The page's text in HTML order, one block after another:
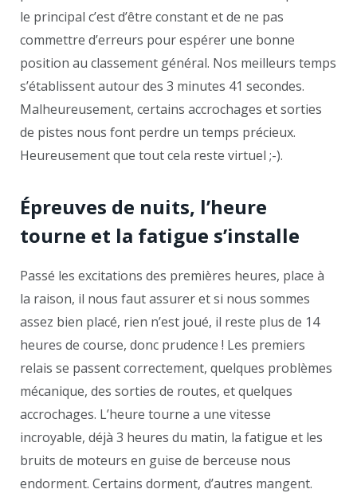
le principal c’est d’être constant et de ne pas
commettre d’erreurs pour espérer une bonne
position au classement général. Nos meilleurs temps
s’établissent autour des 3 minutes 41 secondes.
Malheureusement, certains accrochages et sorties
de pistes nous font perdre un temps précieux.
Heureusement que tout cela reste virtuel ;-).
Épreuves de nuits, l’heure
tourne et la fatigue s’installe
Passé les excitations des premières heures, place à
la raison, il nous faut assurer et si nous sommes
assez bien placé, rien n’est joué, il reste plus de 14
heures de course, donc prudence ! Les premiers
relais se passent correctement, quelques problèmes
mécanique, des sorties de routes, et quelques
accrochages. L’heure tourne a une vitesse
incroyable, déjà 3 heures du matin, la fatigue et les
bruits de moteurs en guise de berceuse nous
endorment. Certains dorment, d’autres mangent.